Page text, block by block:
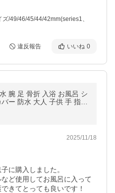
/49/46/45/44/42mm(series1、
違反報告 いいね 0
腕 足 骨折 入浴 お風呂 シ
ー 防水 大人 子供 手 指
2025/11/18
に購入しました。
ど使用してお風呂に入って
きてとっても良いです！